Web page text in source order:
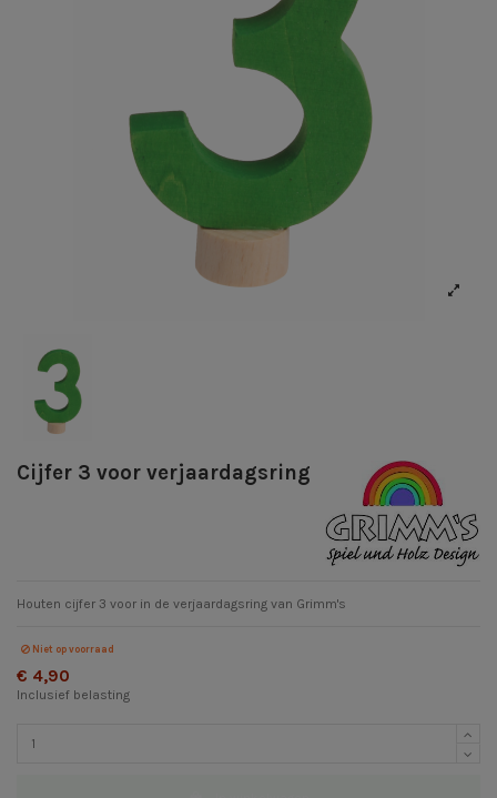
Cijfer 3 voor verjaardagsring
Houten cijfer 3 voor in de verjaardagsring van Grimm's
Niet op voorraad
€ 4,90
Inclusief belasting